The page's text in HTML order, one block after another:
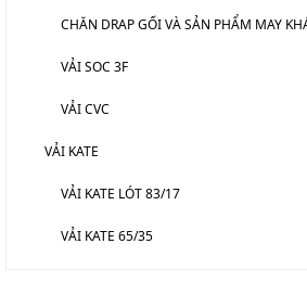
CHĂN DRAP GỐI VÀ SẢN PHẨM MAY
VẢI SOC 3F
VẢI CVC
VẢI KATE
VẢI KATE LÓT 83/17
VẢI KATE 65/35